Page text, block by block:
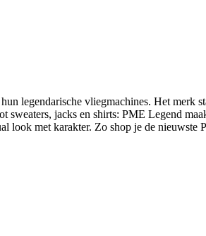
legendarische vliegmachines. Het merk
sweaters, jacks en shirts: PME Legend
met karakter. Zo shop je de